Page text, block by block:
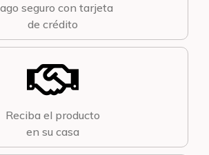
seguro con tarjeta
de crédito
Reciba el producto
en su casa